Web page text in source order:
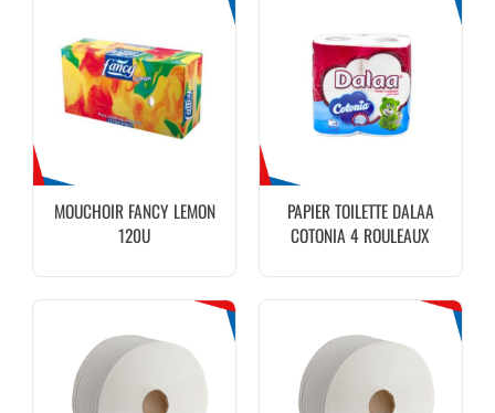
MOUCHOIR FANCY LEMON
120U
PAPIER TOILETTE DALAA
COTONIA 4 ROULEAUX